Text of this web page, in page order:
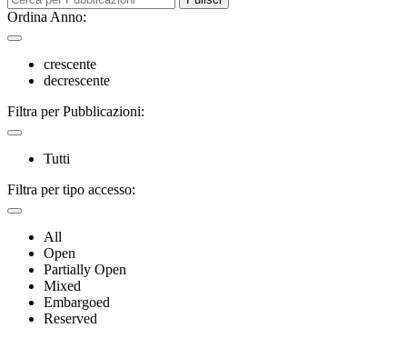
Ordina Anno:
crescente
decrescente
Filtra per Pubblicazioni:
Tutti
Filtra per tipo accesso:
All
Open
Partially Open
Mixed
Embargoed
Reserved